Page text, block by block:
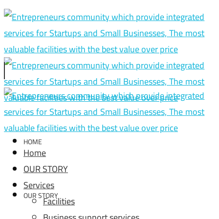
HOME
OUR STORY
Home
OUR STORY
Services
Facilities